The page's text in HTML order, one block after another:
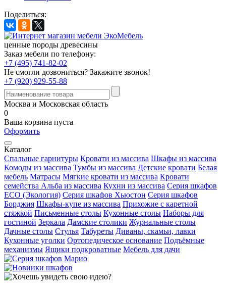
Поделиться:
ценные породы древесины
Заказ мебели по телефону:
+7 (495) 741-82-02
Не смогли дозвониться? Закажите звонок!
+7 (920) 929-55-88
Москва и Московская область
0
Ваша корзина пуста
Оформить
Каталог
Спальные гарнитуры Кровати из массива Шкафы из массива
Комоды из массива Тумбы из массива Детские кровати Белая
мебель Матрасы Мягкие кровати из массива Кровати
семейства Альба из массива Кухни из массива Серия шкафов
ECO (Экология) Серия шкафов Хьюстон Серия шкафов
Борджия Шкафы-купе из массива Прихожие с каретной
стяжкой Письменные столы Кухонные столы Наборы для
гостиной Зеркала Дамские столики Журнальные столы
Дачные столы Стулья Табуреты Диваны, скамьи, лавки
Кухонные уголки Ортопедическое основание Подъёмные
механизмы Ящики подкроватные Мебель для дачи